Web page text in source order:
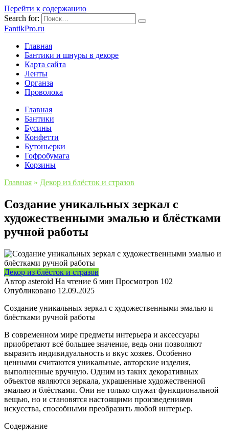
Перейти к содержанию
Search for:
FantikPro.ru
Главная
Бантики и шнуры в декоре
Карта сайта
Ленты
Органза
Проволока
Главная
Бантики
Бусины
Конфетти
Бутоньерки
Гофробумага
Корзины
Главная » Декор из блёсток и стразов
Создание уникальных зеркал с
художественными эмалью и блёстками
ручной работы
Декор из блёсток и стразов
Автор asteroid На чтение 6 мин Просмотров 102
Опубликовано 12.09.2025
Создание уникальных зеркал с художественными эмалью и
блёстками ручной работы
В современном мире предметы интерьера и аксессуары
приобретают всё большее значение, ведь они позволяют
выразить индивидуальность и вкус хозяев. Особенно
ценными считаются уникальные, авторские изделия,
выполненные вручную. Одним из таких декоративных
объектов являются зеркала, украшенные художественной
эмалью и блёстками. Они не только служат функциональной
вещью, но и становятся настоящими произведениями
искусства, способными преобразить любой интерьер.
Содержание